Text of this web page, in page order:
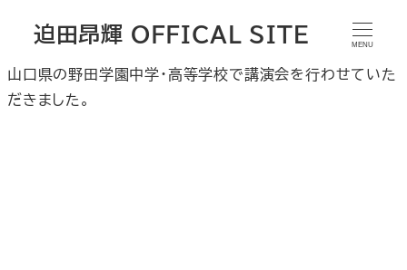
迫田昂輝 OFFICAL SITE MENU
山口県の野田学園中学・高等学校で講演会を行わせていた
だきました。